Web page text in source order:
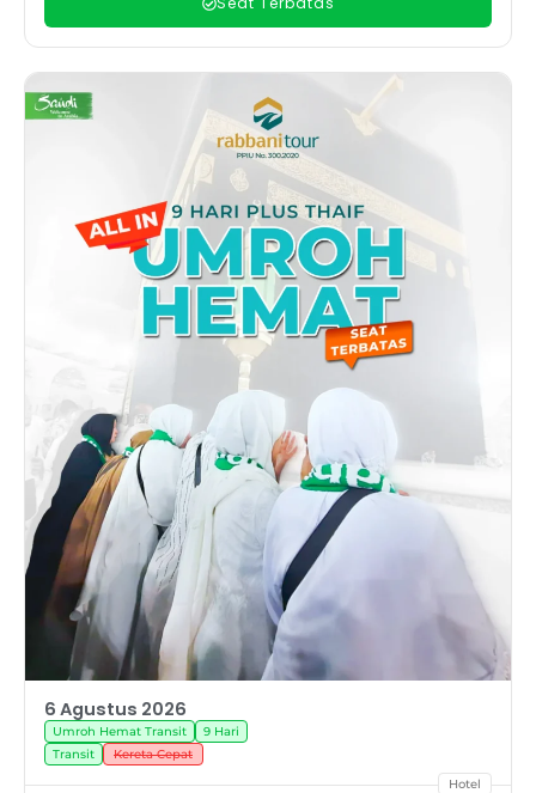
6 Agustus 2026
Umroh Hemat Transit
9 Hari
Transit
Kereta Cepat
Hotel